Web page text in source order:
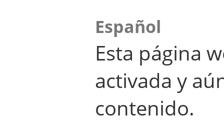
Español
Esta página
activada y
contenido.